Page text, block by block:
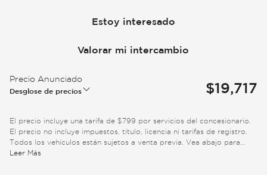
Estoy interesado
Valorar mi intercambio
Precio Anunciado
Desglose de precios $19,717
El precio incluye una tarifa de $799 por servicios del concesionario.
El precio no incluye impuestos, título, licencia ni tarifas de registro.
Todos los vehículos están sujetos a venta previa. Vea abajo para
información adicional.
Leer Más